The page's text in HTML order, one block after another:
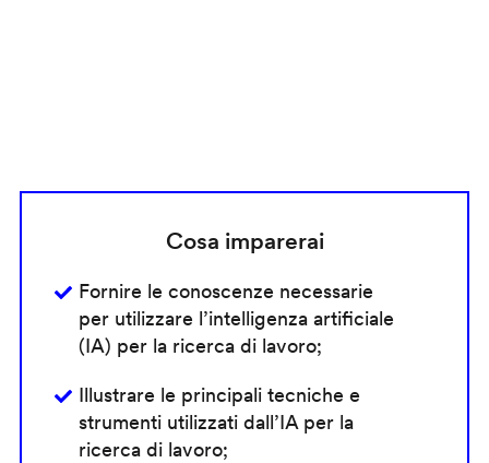
Cosa imparerai
Fornire le conoscenze necessarie
per utilizzare l’intelligenza artificiale
(IA) per la ricerca di lavoro;
Illustrare le principali tecniche e
strumenti utilizzati dall’IA per la
ricerca di lavoro;